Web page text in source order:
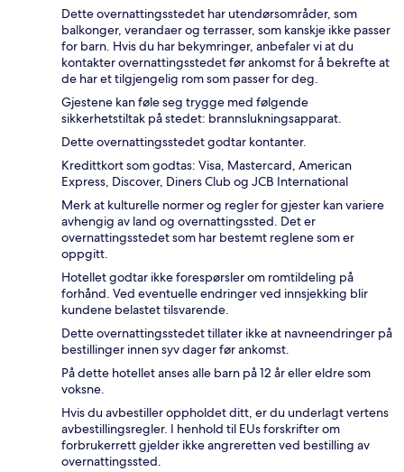
Dette overnattingsstedet har utendørsområder, som
balkonger, verandaer og terrasser, som kanskje ikke passer
for barn. Hvis du har bekymringer, anbefaler vi at du
kontakter overnattingsstedet før ankomst for å bekrefte at
de har et tilgjengelig rom som passer for deg.
Gjestene kan føle seg trygge med følgende
sikkerhetstiltak på stedet: brannslukningsapparat.
Dette overnattingsstedet godtar kontanter.
Kredittkort som godtas: Visa, Mastercard, American
Express, Discover, Diners Club og JCB International
Merk at kulturelle normer og regler for gjester kan variere
avhengig av land og overnattingssted. Det er
overnattingsstedet som har bestemt reglene som er
oppgitt.
Hotellet godtar ikke forespørsler om romtildeling på
forhånd. Ved eventuelle endringer ved innsjekking blir
kundene belastet tilsvarende.
Dette overnattingsstedet tillater ikke at navneendringer på
bestillinger innen syv dager før ankomst.
På dette hotellet anses alle barn på 12 år eller eldre som
voksne.
Hvis du avbestiller oppholdet ditt, er du underlagt vertens
avbestillingsregler. I henhold til EUs forskrifter om
forbrukerrett gjelder ikke angreretten ved bestilling av
overnattingssted.